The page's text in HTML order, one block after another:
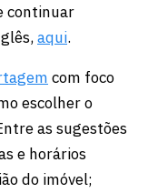
continuar
aqui.
com foco
escolher o
as sugestões
e horários
do imóvel;